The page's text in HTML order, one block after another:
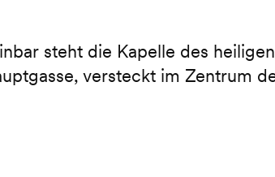
steht die Kapelle des
versteckt im Zentrum